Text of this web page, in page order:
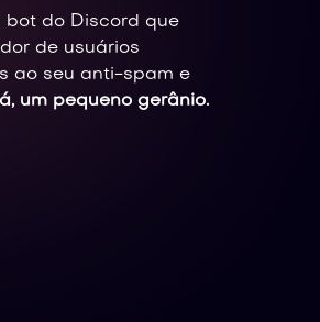
bot do Discord que
de usuários
ao seu anti-spam e
um pequeno gerânio.